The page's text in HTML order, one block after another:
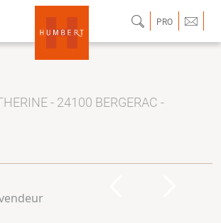
PRO
- 24100 BERGERAC -